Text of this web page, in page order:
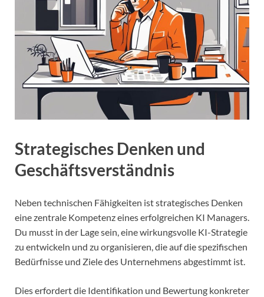
Strategisches Denken und
Geschäftsverständnis
Neben technischen Fähigkeiten ist strategisches Denken
eine zentrale Kompetenz eines erfolgreichen KI Managers.
Du musst in der Lage sein, eine wirkungsvolle KI-Strategie
zu entwickeln und zu organisieren, die auf die spezifischen
Bedürfnisse und Ziele des Unternehmens abgestimmt ist.
Dies erfordert die Identifikation und Bewertung konkreter